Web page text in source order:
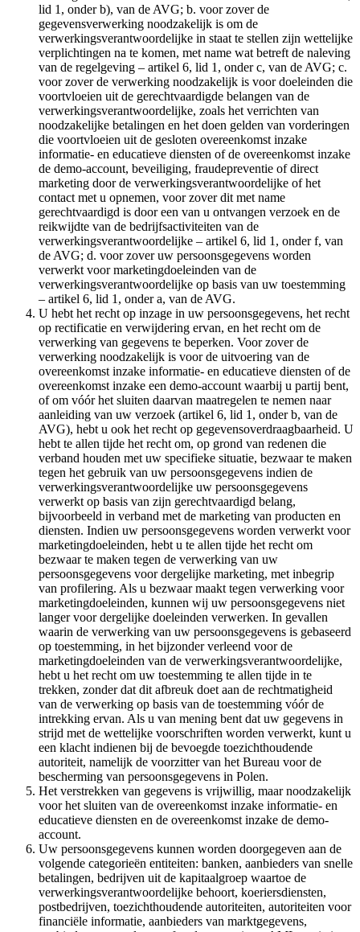
lid 1, onder b), van de AVG; b. voor zover de
gegevensverwerking noodzakelijk is om de
verwerkingsverantwoordelijke in staat te stellen zijn wettelijke
verplichtingen na te komen, met name wat betreft de naleving
van de regelgeving – artikel 6, lid 1, onder c, van de AVG; c.
voor zover de verwerking noodzakelijk is voor doeleinden die
voortvloeien uit de gerechtvaardigde belangen van de
verwerkingsverantwoordelijke, zoals het verrichten van
noodzakelijke betalingen en het doen gelden van vorderingen
die voortvloeien uit de gesloten overeenkomst inzake
informatie- en educatieve diensten of de overeenkomst inzake
de demo-account, beveiliging, fraudepreventie of direct
marketing door de verwerkingsverantwoordelijke of het
contact met u opnemen, voor zover dit met name
gerechtvaardigd is door een van u ontvangen verzoek en de
reikwijdte van de bedrijfsactiviteiten van de
verwerkingsverantwoordelijke – artikel 6, lid 1, onder f, van
de AVG; d. voor zover uw persoonsgegevens worden
verwerkt voor marketingdoeleinden van de
verwerkingsverantwoordelijke op basis van uw toestemming
– artikel 6, lid 1, onder a, van de AVG.
U hebt het recht op inzage in uw persoonsgegevens, het recht
op rectificatie en verwijdering ervan, en het recht om de
verwerking van gegevens te beperken. Voor zover de
verwerking noodzakelijk is voor de uitvoering van de
overeenkomst inzake informatie- en educatieve diensten of de
overeenkomst inzake een demo-account waarbij u partij bent,
of om vóór het sluiten daarvan maatregelen te nemen naar
aanleiding van uw verzoek (artikel 6, lid 1, onder b, van de
AVG), hebt u ook het recht op gegevensoverdraagbaarheid. U
hebt te allen tijde het recht om, op grond van redenen die
verband houden met uw specifieke situatie, bezwaar te maken
tegen het gebruik van uw persoonsgegevens indien de
verwerkingsverantwoordelijke uw persoonsgegevens
verwerkt op basis van zijn gerechtvaardigd belang,
bijvoorbeeld in verband met de marketing van producten en
diensten. Indien uw persoonsgegevens worden verwerkt voor
marketingdoeleinden, hebt u te allen tijde het recht om
bezwaar te maken tegen de verwerking van uw
persoonsgegevens voor dergelijke marketing, met inbegrip
van profilering. Als u bezwaar maakt tegen verwerking voor
marketingdoeleinden, kunnen wij uw persoonsgegevens niet
langer voor dergelijke doeleinden verwerken. In gevallen
waarin de verwerking van uw persoonsgegevens is gebaseerd
op toestemming, in het bijzonder verleend voor de
marketingdoeleinden van de verwerkingsverantwoordelijke,
hebt u het recht om uw toestemming te allen tijde in te
trekken, zonder dat dit afbreuk doet aan de rechtmatigheid
van de verwerking op basis van de toestemming vóór de
intrekking ervan. Als u van mening bent dat uw gegevens in
strijd met de wettelijke voorschriften worden verwerkt, kunt u
een klacht indienen bij de bevoegde toezichthoudende
autoriteit, namelijk de voorzitter van het Bureau voor de
bescherming van persoonsgegevens in Polen.
Het verstrekken van gegevens is vrijwillig, maar noodzakelijk
voor het sluiten van de overeenkomst inzake informatie- en
educatieve diensten en de overeenkomst inzake de demo-
account.
Uw persoonsgegevens kunnen worden doorgegeven aan de
volgende categorieën entiteiten: banken, aanbieders van snelle
betalingen, bedrijven uit de kapitaalgroep waartoe de
verwerkingsverantwoordelijke behoort, koeriersdiensten,
postbedrijven, toezichthoudende autoriteiten, autoriteiten voor
financiële informatie, aanbieders van marktgegevens,